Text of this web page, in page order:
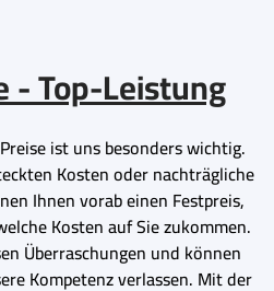
- Top-Leistung
ist uns besonders wichtig.
Kosten oder nachträgliche
Ihnen vorab einen Festpreis,
Kosten auf Sie zukommen.
Überraschungen und können
Kompetenz verlassen. Mit der